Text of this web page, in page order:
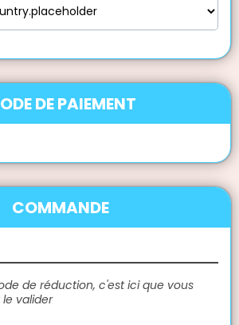
DE PAIEMENT
COMMANDE
de réduction, c'est ici que vous
le valider